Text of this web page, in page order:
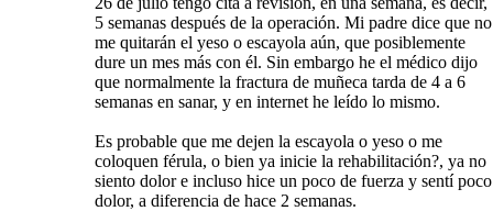
5 semanas después de la operación. Mi padre dice que no
me quitarán el yeso o escayola aún, que posiblemente
dure un mes más con él. Sin embargo he el médico dijo
que normalmente la fractura de muñeca tarda de 4 a 6
semanas en sanar, y en internet he leído lo mismo.
Es probable que me dejen la escayola o yeso o me
coloquen férula, o bien ya inicie la rehabilitación?, ya no
siento dolor e incluso hice un poco de fuerza y sentí poco
dolor, a diferencia de hace 2 semanas.